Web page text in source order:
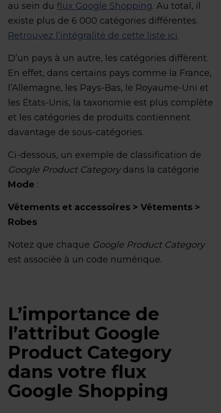
au sein du flux Google Shopping. Au total, il
existe plus de 6 000 catégories différentes.
Retrouvez l’intégralité de cette liste ici.
D’un pays à un autre, les catégories diffèrent.
En effet, dans certains pays comme la France,
l’Allemagne, les Pays-Bas, le Royaume-Uni et
les États-Unis, la taxonomie est plus complète
et les catégories de produits contiennent
davantage de sous-catégories.
Ci-dessous, un exemple de classification de
Google Product Categorydans la catégorie
Mode :
Vêtements et accessoires > Vêtements >
Robes
Notez que chaque Google Product Category
est associée à un code numérique.
L’importance de
l’attribut Google
Product Category
dans votre flux
Google Shopping